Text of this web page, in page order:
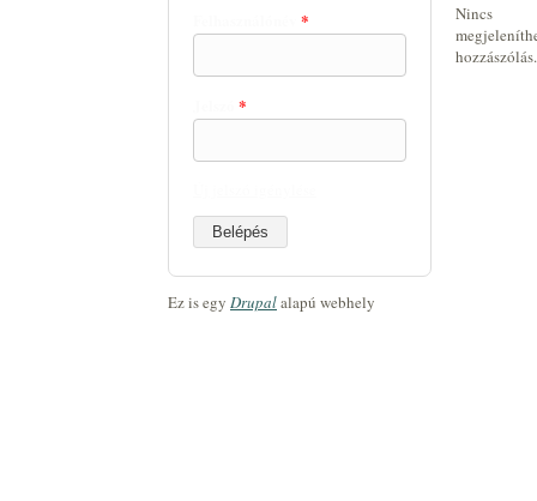
*
*
Nincs
hozzászólás.
Ez is egy Drupalalapú webhely